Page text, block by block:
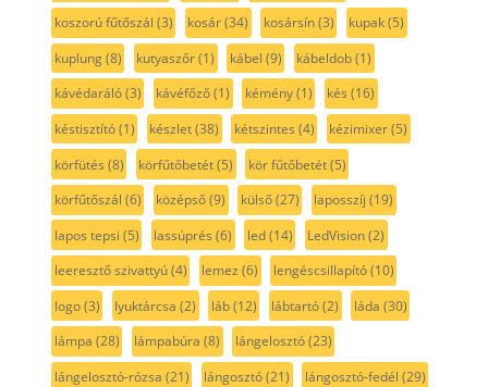
koszorú fűtőszál (3) kosár(34) kosársín(3) kupak(5)
kuplung(8) kutyaszőr(1) kábel (9) kábeldob(1)
kávédaráló(3) kávéfőző(1) kémény(1) kés (16)
késtisztító(1) készlet(38) kétszintes (4) kézimixer(5)
körfütés (8) körfűtőbetét(5) kör fűtőbetét(5)
körfűtőszál (6) középső(9) külső(27) laposszíj (19)
lapos tepsi (5) lassúprés (6) led(14) LedVision(2)
leeresztő szivattyú(4) lemez (6) lengéscsillapító(10)
logo(3) lyuktárcsa (2) láb(12) lábtartó(2) láda (30)
lámpa (28) lámpabúra (8) lángelosztó(23)
lángelosztó-rózsa (21) lángosztó(21) lángosztó-fedél (29)